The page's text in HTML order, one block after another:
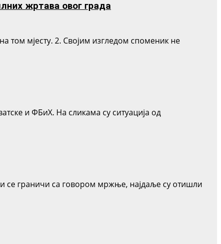
жртава овог града
том мјесту. 2. Својим изгледом споменик не
и ФБиХ. На сликама су ситуација од
се граничи са говором мржње, најдаље су отишли